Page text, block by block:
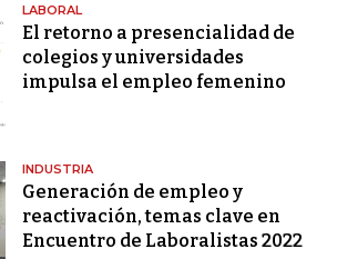
LABORAL
El retorno a presencialidad de
colegios y universidades
impulsa el empleo femenino
INDUSTRIA
Generación de empleo y
reactivación, temas clave en
Encuentro de Laboralistas 2022